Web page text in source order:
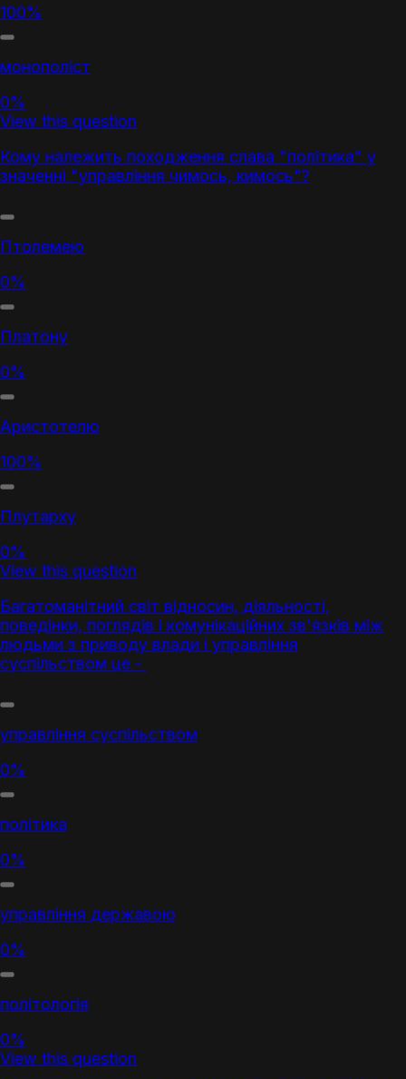
100%
монополіст
0%
View this question
Кому належить походження слава "політика" у
значенні "управління чимось, кимось"?
Птолемею
0%
Платону
0%
Аристотелю
100%
Плутарху
0%
View this question
Багатоманітний світ відносин, діяльності,
поведінки, поглядів і комунікаційних зв'язків між
людьми з приводу влади і управління
суспільством це -
управління суспільством
0%
політика
0%
управління державою
0%
політологія
0%
View this question